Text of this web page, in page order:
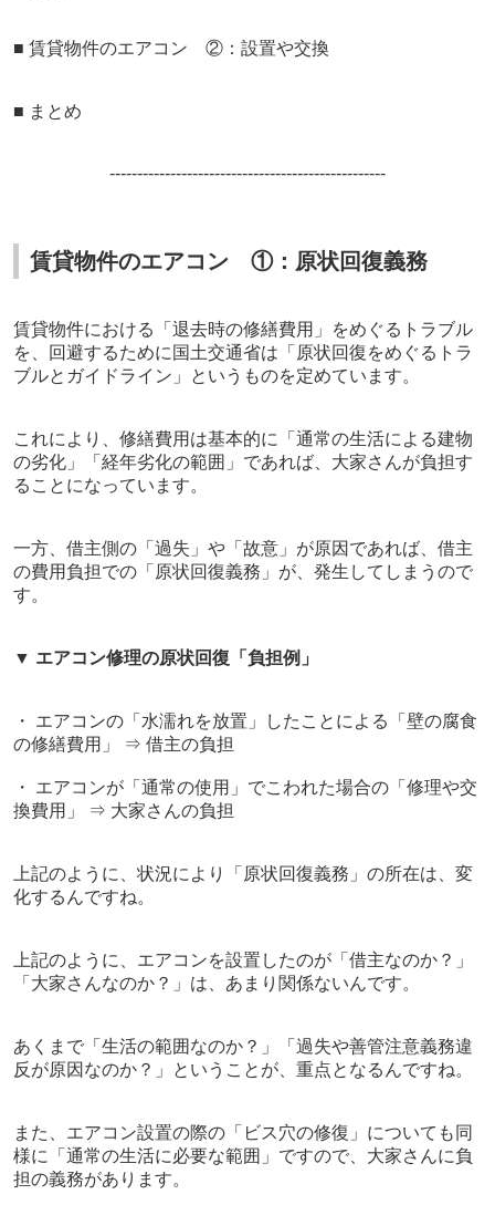
■ 賃貸物件のエアコン ②：設置や交換
■ まとめ
--------------------------------------------------
賃貸物件のエアコン ①：原状回復義務
賃貸物件における「退去時の修繕費用」をめぐるトラブル
を、回避するために国土交通省は「原状回復をめぐるトラ
ブルとガイドライン」というものを定めています。
これにより、修繕費用は基本的に「通常の生活による建物
の劣化」「経年劣化の範囲」であれば、大家さんが負担す
ることになっています。
一方、借主側の「過失」や「故意」が原因であれば、借主
の費用負担での「原状回復義務」が、発生してしまうので
す。
▼ エアコン修理の原状回復「負担例」
・ エアコンの「水濡れを放置」したことによる「壁の腐食
の修繕費用」 ⇒ 借主の負担
・ エアコンが「通常の使用」でこわれた場合の「修理や交
換費用」 ⇒ 大家さんの負担
上記のように、状況により「原状回復義務」の所在は、変
化するんですね。
上記のように、エアコンを設置したのが「借主なのか？」
「大家さんなのか？」は、あまり関係ないんです。
あくまで「生活の範囲なのか？」「過失や善管注意義務違
反が原因なのか？」ということが、重点となるんですね。
また、エアコン設置の際の「ビス穴の修復」についても同
様に「通常の生活に必要な範囲」ですので、大家さんに負
担の義務があります。